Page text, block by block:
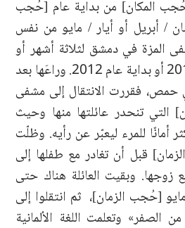
المكان] من بداية عام [حُجب
/ أبريل أو أيار / مايو من نفس
المزة في دمشق لثلاثة أشهر أو
أربع إما في نهاية عام 2011 أو بداية عام 2012. وراعَها بعد
فقررت الانتقال إلى مشفى
تنحدر عائلتها منها وحيث
للمرء ليعبّر عن رأيه. وظلّت
قبل أن تغادر مع طفلها إلى
وبقيت العائلة هناك حتى
[حُجب الزمان]، ثم انتقلوا إلى
الصفر» وتعلمت اللغة الألمانية